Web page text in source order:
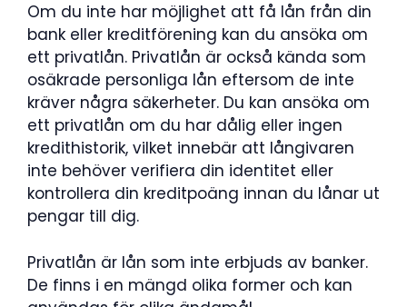
Om du inte har möjlighet att få lån från din
bank eller kreditförening kan du ansöka om
ett privatlån. Privatlån är också kända som
osäkrade personliga lån eftersom de inte
kräver några säkerheter. Du kan ansöka om
ett privatlån om du har dålig eller ingen
kredithistorik, vilket innebär att långivaren
inte behöver verifiera din identitet eller
kontrollera din kreditpoäng innan du lånar ut
pengar till dig.
Privatlån är lån som inte erbjuds av banker.
De finns i en mängd olika former och kan